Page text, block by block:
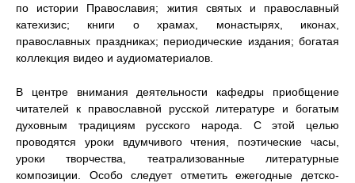
по истории Православия; жития святых и православный
катехизис; книги о храмах, монастырях, иконах,
православных праздниках; периодические издания; богатая
коллекция видео и аудиоматериалов.
В центре внимания деятельности кафедры приобщение
читателей к православной русской литературе и богатым
духовным традициям русского народа. С этой целью
проводятся уроки вдумчивого чтения, поэтические часы,
уроки творчества, театрализованные литературные
композиции. Особо следует отметить ежегодные детско-